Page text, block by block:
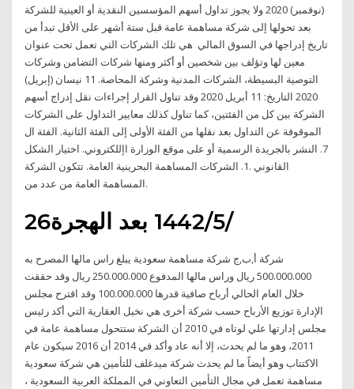
(نوفمبر) 2020 ولا يجوز تداول أسهم المؤسسين النقدية أو العينية للشركة
بعد تحولها إلى شركة مساهمة عامة قبل ستة أشهر على الأقل تبدأ من
تاريخ إدراجها في السوق المالي هي تلك الشركات التي تعمل تحت عنوان
معين لها وتؤلف بين شخصين أو أكثر ومنها شركات التضامن وشركات
التوصية البسيطة، الشركات المدنية وشركة المحاصة. 11 نيسان (إبريل)
2020 التاريخ: 11 أبريل 2020 وقد تناول القرار إجراءات نقل إدراج أسهم
الشركة بين كل من الفئتين، كما تناول كذلك معايير التداول على الشركات
الموقوفة عن التداول بعد نقلها من الفئة الأولى إلى الفئة الثانية. الفئة ال
7. النشر بالجريدة الرسمية أو على موقع الوزارة اإللكتروني. اختيار الشكل
القانوني .1. الشركات المساهمة البحرينية العامة. تتكون الشركة
المساهمة العامة من عدد من.
26‏‏/5‏‏/1442 بعد الهجرة
شركة أ,ب,ج شركة مساهمة سعودية يبلغ راس مالها المصرح به
500.000.000 ريال وراس مالها المدفوع 250.000.000 ريال وقد حققت
خلال العام الحالي أرباح صافية قدرها 100.000.000 وقد اقترح مجلس
الإدارة توزيع الأرباح حسب شركة أخرى هي نخيل العقارية التي أكد رئيس
مجلس إدارتها علي لوتاه في 2010 أن الشركة ستتحول مساهمة عامة في
2011، وهو ما لم يحدث، إلا أنه عاد وأكد في 2014 أن 2016 سيكون عام
الاكتتاب وهو أيضاً ما لم يحدث شركة ميدغلف للتأمين هي شركة سعودية
مساهمة تعمل في مجال التأمين التعاوني في المملكة العربية السعودية ،